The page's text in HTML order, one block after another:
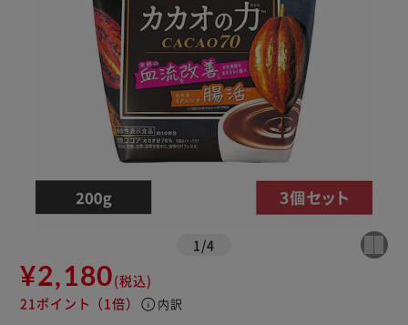
1 /4
¥2,180(税込)
21ポイント （1倍） info 内訳